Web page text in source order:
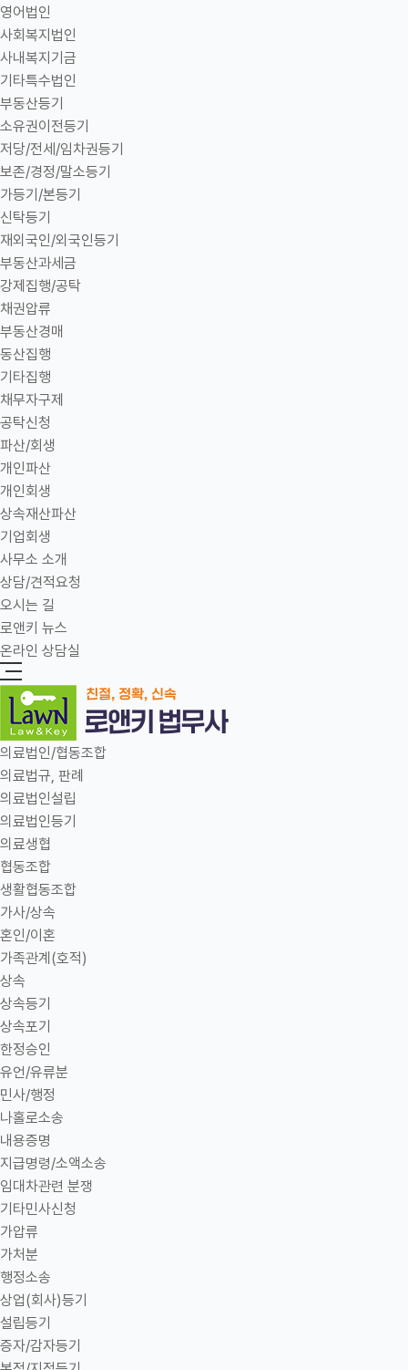
영어법인
사회복지법인
사내복지기금
기타특수법인
부동산등기
소유권이전등기
저당/전세/임차권등기
보존/경정/말소등기
가등기/본등기
신탁등기
재외국인/외국인등기
부동산과세금
강제집행/공탁
채권압류
부동산경매
동산집행
기타집행
채무자구제
공탁신청
파산/회생
개인파산
개인회생
상속재산파산
기업회생
사무소 소개
상담/견적요청
오시는 길
로앤키 뉴스
온라인 상담실
의료법인/협동조합
의료법규, 판례
의료법인설립
의료법인등기
의료생협
협동조합
생활협동조합
가사/상속
혼인/이혼
가족관계(호적)
상속
상속등기
상속포기
한정승인
유언/유류분
민사/행정
나홀로소송
내용증명
지급명령/소액소송
임대차관련 분쟁
기타민사신청
가압류
가처분
행정소송
상업(회사)등기
설립등기
증자/감자등기